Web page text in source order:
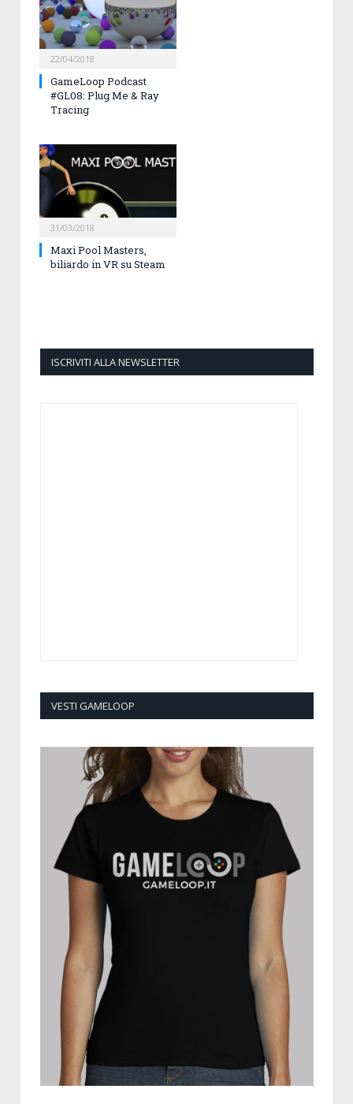
22/04/2018
GameLoop Podcast
#GL08: Plug Me & Ray
Tracing
31/03/2018
Maxi Pool Masters,
biliardo in VR su Steam
ISCRIVITI ALLA NEWSLETTER
VESTI GAMELOOP